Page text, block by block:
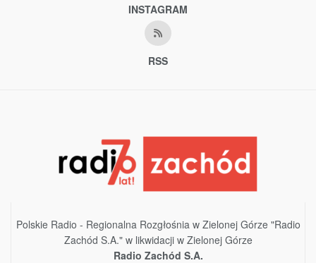
INSTAGRAM
RSS
Polskie Radio - Regionalna Rozgłośnia w Zielonej Górze "Radio
Zachód S.A." w likwidacji w Zielonej Górze
Radio Zachód S.A.